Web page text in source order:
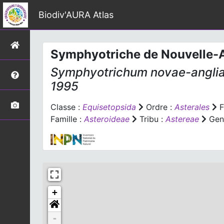
Biodiv'AURA Atlas
Symphyotriche de Nouvelle-
Symphyotrichum novae-
1995
Classe : Equisetopsida Ordre : Asterales
Famille : Asteroideae Tribu : Astereae
+
-